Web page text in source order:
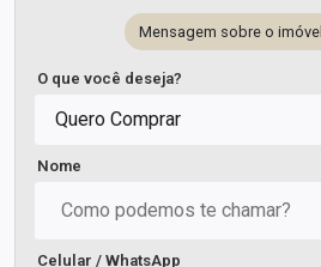
Mensagem sobre o imóvel
O que você deseja?
Quero Comprar
Nome
Celular / WhatsApp